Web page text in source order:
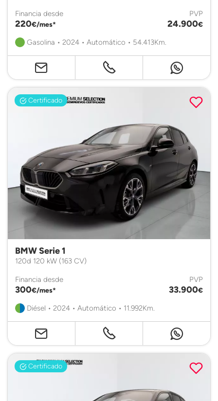
Financia desde
220€/mes*
PVP
24.900€
Gasolina • 2024 • Automático • 54.413Km.
Certificado
BMW Serie 1
120d 120 kW (163 CV)
Financia desde
300€/mes*
PVP
33.900€
Diésel • 2024 • Automático • 11.992Km.
Certificado